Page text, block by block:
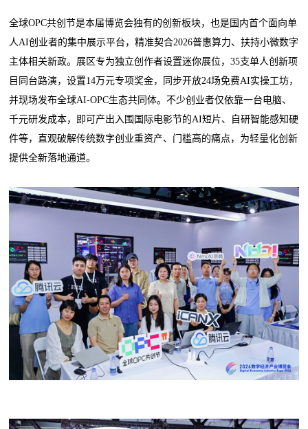
全球OPC共创节是本届博览会独有的创新板块，也是国内首个面向单
人AI创业者的集中展示平台，精准契合2026普惠算力、扶持小微数字
主体相关新政。展区专为独立创作者设置迷你展位，35支单人创新项
目同台路演，设置14万元专项奖金，同步开放24场免费AI实操工坊，
并现场发布全球AI-OPC生态共同体。不少创业者仅依靠一台电脑、
千元研发成本，即可产出入围国际电影节的AI短片、自研智能感知硬
件等，直观破解传统数字创业重资产、门槛高的痛点，为轻量化创新
提供全新落地通道。